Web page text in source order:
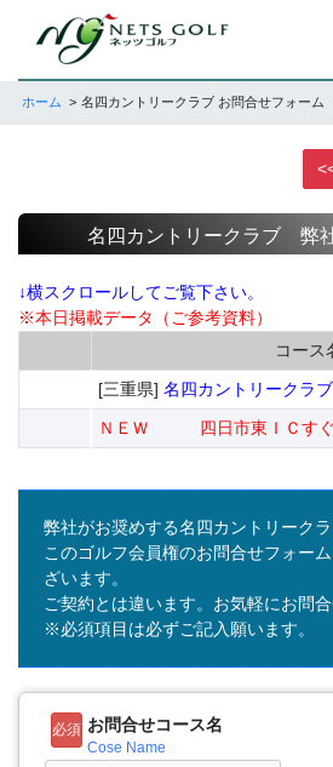
ホーム 名四カントリークラブ お問合せフォーム
名四カントリークラブ 弊
↓横スクロールしてご覧下さい。
※本日掲載データ（ご参考資料）
コース
[三重県] 名四カントリークラブ
ＮＥＷ 四日市東ＩＣすぐ
弊社がお奨めする名四カントリーク
このゴルフ会員権のお問合せフォー
ざいます。
ご契約とは違います。お気軽にお問合
※必須項目は必ずご記入願います。
必須 お問合せコース名
Cose Name